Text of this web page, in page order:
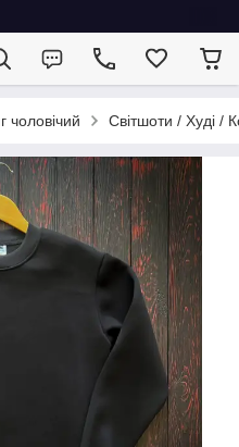
чоловічий Світшоти / Худі /